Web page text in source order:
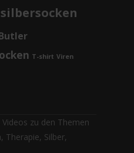
silbersocken
T-shirt Viren
zu den Themen
Therapie, Silber,